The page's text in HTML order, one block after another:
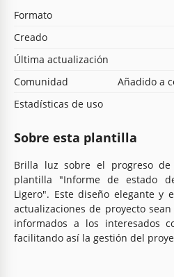
Formato
Creado
Última actualización
Comunidad
Añadido a
Estadísticas de uso
Sobre esta plantilla
Brilla luz sobre el progreso
plantilla "Informe de estado
Ligero". Este diseño elegante y
actualizaciones de proyecto
informados a los interesados
facilitando así la gestión del